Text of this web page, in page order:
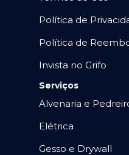
Política de
Política de
Invista no Grifo
Serviços
Alvenaria e
Elétrica
Gesso e Drywall